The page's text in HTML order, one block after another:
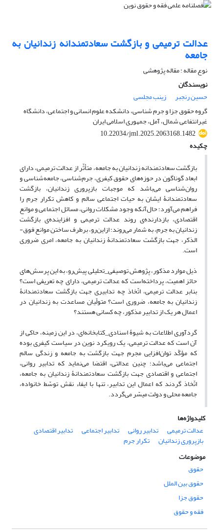
عدالت ترمیمی و بازگشت سعادتمندانه زندانیان به
جامعه
نوع مقاله : مقاله پژوهشی
نویسندگان
حسین رنجبر
زینب مجلسی
گروه حقوق جزا و جرم شناسی، دانشکده علوم انسانی و اجتماعی، دانشگاه
غیرانتفاعی شمال، آمل، جمهوری اسلامی ایران
10.22034/jml.2025.2063168.1482
چکیده
بازگشت سعادتمندانه زندانیان به جامعه، متأثّر از عدالت ترمیمی، دارای
ابعاد گوناگون در حوزه‌های حقوق کیفری، جرم‌شناسی، جامعه‌شناسی و
روان‌شناسی می‌باشد که موجبات بازپروری زندانیان، بازگشت
سعادتمندانۀ ایشان به حیات اجتماعی سالم و کاهش تکرار جرم را
فراهم می‌آورد؛ حال‌آنکه وجود مشکلات روانی، مسائل اجتماعی و موانع
اقتصادی، بازدارنده‌ی روند عدالت ترمیمی و افزاینده‌ی بازگشت
زندانیان به جرم، به شمار می‌روند؛ ازاین‌رو، برطرف ساختن موانع فوق-
الذکر، جهت بازگشت سعادتمندانۀ زندانیان به جامعه، امری ضروری
است.
ذیل موارد مذکور، پژوهش توصیفی_تحلیلی پیش‌رو، به این پرسش‌های
حائز اهمیت، پرداخته‌است که عدالت ترمیمی، دارای چه تعریفی است؟
بنابر عدالت ترمیمی، اتّخاذ چه تدابیری جهت بازگشت سعادتمندانۀ
زندانیان به جامعه، ضروری است؟ متولّیان مساعدت به زندانیان در
اعمال هر یک از تدابیر مذکور، چه کسانی هستند؟
گردآوری اطلاعات به شیوۀ اسنادی_کتابخانه‌ای، در این زمینه، حاکی از
آن است که عدالت ترمیمی، یک رویکرد نوین در سیاست کیفری بوده
که مؤکّد توان‌افزایی مجرم جهت بازگشت به جامعه و زندگی سالم
اجتماعی می‌باشد؛ چنین عدالتی، اقتضا می‌نماید که تدابیر روانی،
اجتماعی و اقتصادی جهت بازگشت سعادتمندانۀ زندانیان به جامعه،
اتّخاذ گردند که اعمال این تدابیر، تنها با ایفاء نقش توسّط خانواده،
جامعه محلی و دولت میسّر می‌گردد.
کلیدواژه‌ها
عدالت ترمیمی
تدابیر روانی تدابیر اجتماعی تدابیر اقتصادی
بازپروری زندانیان
تکرار جرم
موضوعات
حقوق
حقوق بین الملل
حقوق جزا
فقه و حقوق